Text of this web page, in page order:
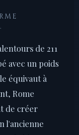
de 211
avec un poids
équivaut à
Rome
de créer
l'ancienne